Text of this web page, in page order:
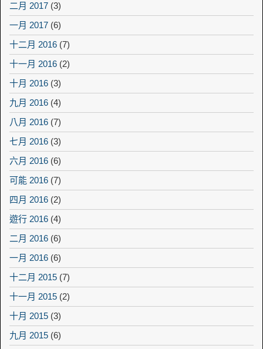
二月 2017 (3)
一月 2017 (6)
十二月 2016 (7)
十一月 2016 (2)
十月 2016 (3)
九月 2016 (4)
八月 2016 (7)
七月 2016 (3)
六月 2016 (6)
可能 2016 (7)
四月 2016 (2)
遊行 2016 (4)
二月 2016 (6)
一月 2016 (6)
十二月 2015 (7)
十一月 2015 (2)
十月 2015 (3)
九月 2015 (6)